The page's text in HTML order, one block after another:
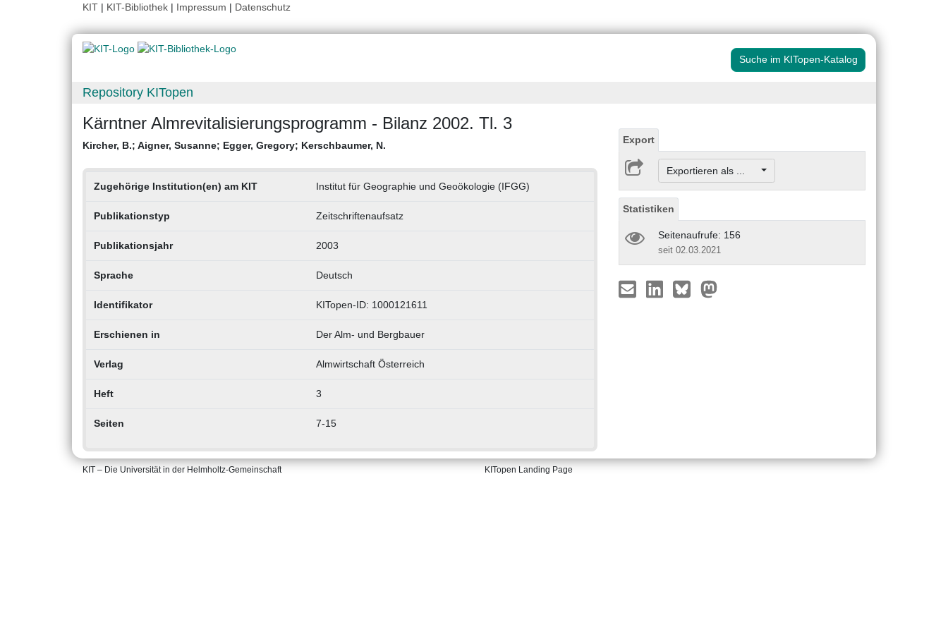
KIT | KIT-Bibliothek | Impressum | Datenschutz
Suche im KITopen-Katalog
Repository KITopen
Kärntner Almrevitalisierungsprogramm - Bilanz 2002. Tl. 3
Kircher, B.; Aigner, Susanne; Egger, Gregory; Kerschbaumer, N.
Zugehörige Institution(en) am KIT Institut für Geographie und Geoökologie (IFGG)
Publikationstyp Zeitschriftenaufsatz
Publikationsjahr 2003
Sprache Deutsch
Identifikator KITopen-ID: 1000121611
Erschienen in Der Alm- und Bergbauer
Verlag Almwirtschaft Österreich
Heft 3
Seiten 7-15
Export
Exportieren als ...
Statistiken
Seitenaufrufe: 156
seit 02.03.2021
KIT – Die Universität in der Helmholtz-Gemeinschaft KITopen Landing Page